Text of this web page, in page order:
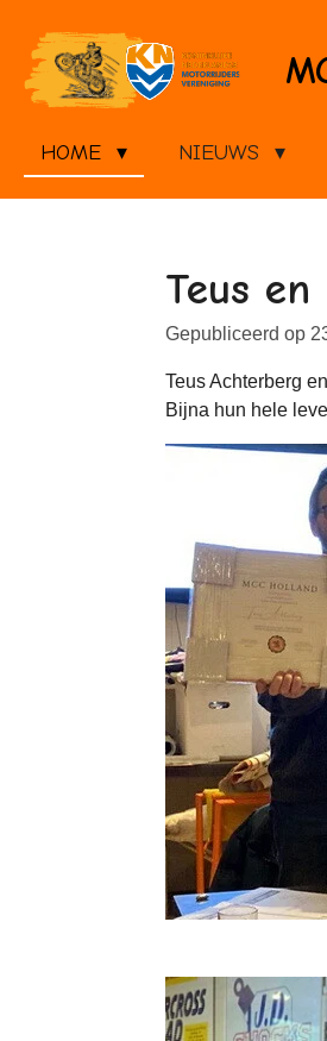
direct
naar
HOME NIEUWS
Teus
Gepubliceerd op
Teus Achterberg
Bijna hun hele